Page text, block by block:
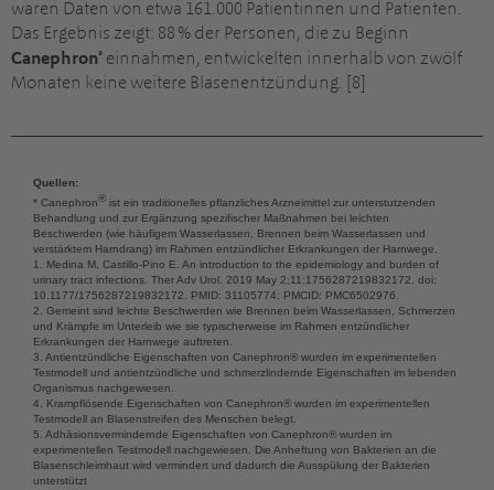
waren Daten von etwa 161.000 Patientinnen und Patienten.
Das Ergebnis zeigt: 88 % der Personen, die zu Beginn
Canephron® einnahmen, entwickelten innerhalb von zwölf
Monaten keine weitere Blasenentzündung. [8]
Quellen:
* Canephron® ist ein traditionelles pflanzliches Arzneimittel zur unterstutzenden
Behandlung und zur Ergänzung spezifischer Maßnahmen bei leichten
Beschwerden (wie häufigem Wasserlassen, Brennen beim Wasserlassen und
verstärktem Harndrang) im Rahmen entzündlicher Erkrankungen der Harnwege.
1. Medina M, Castillo-Pino E. An introduction to the epidemiology and burden of
urinary tract infections. Ther Adv Urol. 2019 May 2;11:1756287219832172. doi:
10.1177/1756287219832172. PMID: 31105774; PMCID: PMC6502976.
2. Gemeint sind leichte Beschwerden wie Brennen beim Wasserlassen, Schmerzen
und Krämpfe im Unterleib wie sie typischerweise im Rahmen entzündlicher
Erkrankungen der Harnwege auftreten.
3. Antientzündliche Eigenschaften von Canephron® wurden im experimentellen
Testmodell und antientzündliche und schmerzlindernde Eigenschaften im lebenden
Organismus nachgewiesen.
4. Krampflösende Eigenschaften von Canephron® wurden im experimentellen
Testmodell an Blasenstreifen des Menschen belegt.
5. Adhäsionsvermindernde Eigenschaften von Canephron® wurden im
experimentellen Testmodell nachgewiesen. Die Anheftung von Bakterien an die
Blasenschleimhaut wird vermindert und dadurch die Ausspülung der Bakterien
unterstützt